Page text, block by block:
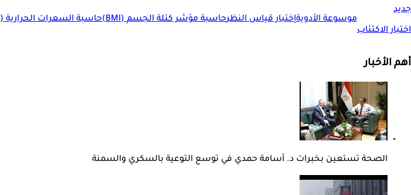
جديد
اختبار الاكتئاب
موسوعة الأدويةإختبار قياس النظرحاسبة مؤشر كتلة الجسم (BMI) حاسبة السعرات الحرارية (BMR)
أهم الأخبار
الصحة تستعين بخبرات د. أسامة حمدي في توسع التوعية بالسكري والسمنة